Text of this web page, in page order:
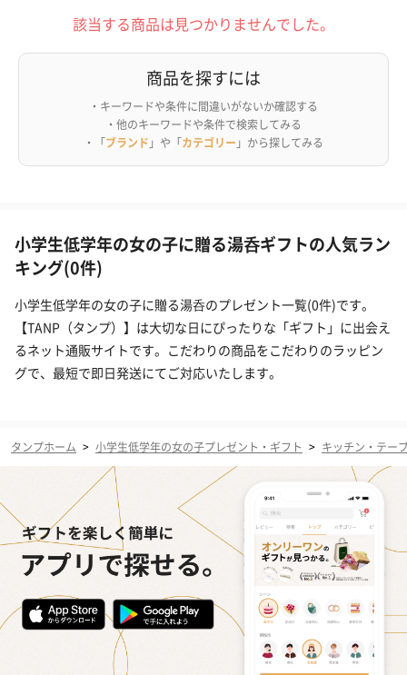
該当する商品は見つかりませんでした。
商品を探すには
・キーワードや条件に間違いがないか確認する
・他のキーワードや条件で検索してみる
・「ブランド 」や「カテゴリー 」から探してみる
小学生低学年の女の子に贈る湯呑ギフトの人気ラン
キング(0件)
小学生低学年の女の子に贈る湯呑のプレゼント一覧(0件)です。
【TANP（タンプ）】は大切な日にぴったりな「ギフト」に出会え
るネット通販サイトです。こだわりの商品をこだわりのラッピン
グで、最短で即日発送にてご対応いたします。
タンプホーム > 小学生低学年の女の子プレゼント・ギフト > キッチン・テー